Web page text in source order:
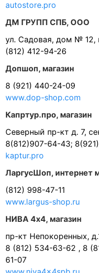
autostore.pro
ДМ ГРУПП СПБ, ООО
ул. Садовая, дом № 12,
(812) 412-94-26
Допшоп, магазин
8 (921) 440-24-09
www.dop-shop.com
Капртур.про, магазин
Северный пр-кт д. 7,
8(812)907-64-43;
kaptur.pro
ЛаргусШоп, интернет
(812) 998-47-11
www.largus-shop.ru
НИВА 4х4, магазин
пр-кт Непокоренных,
8 (812) 534-63-62 , 8
61-07